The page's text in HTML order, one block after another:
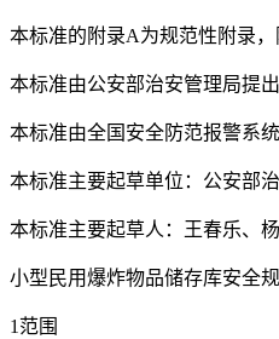
本标准的附录A为规范性附录
本标准由公安部治安管理局提
本标准由全国安全防范报警系
本标准主要起草单位：公安部
本标准主要起草人：王春乐、
小型民用爆炸物品储存库安全
1范围